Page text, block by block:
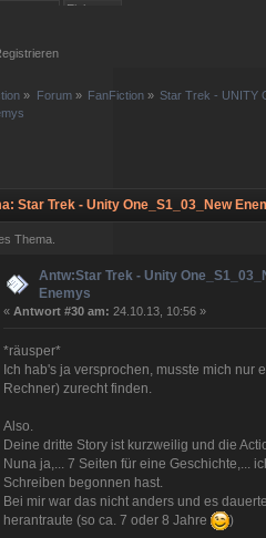
» Forum» FanFiction » Star Trek - UNITY
Star Trek - Unity One_S1_03_New
Thema.
Antw:Star Trek - Unity
Enemys
« Antwort #30 am: 24.10.13, 10:56 »
*räusper*
Ich hab's ja versprochen, musste mich nur
Rechner) zurecht finden.
Also.
Deine dritte Story ist kurzweilig und die
Nuna ja,... 7 Seiten für eine Geschichte,...
Schreiben begonnen hast.
Bei mir war das nicht anders und es
herantraute (so ca. 7 oder 8 Jahre
)